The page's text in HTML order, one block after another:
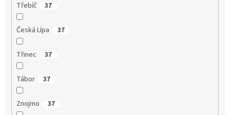
Třebíč 37
Česká Lípa 37
Třinec 37
Tábor 37
Znojmo 37